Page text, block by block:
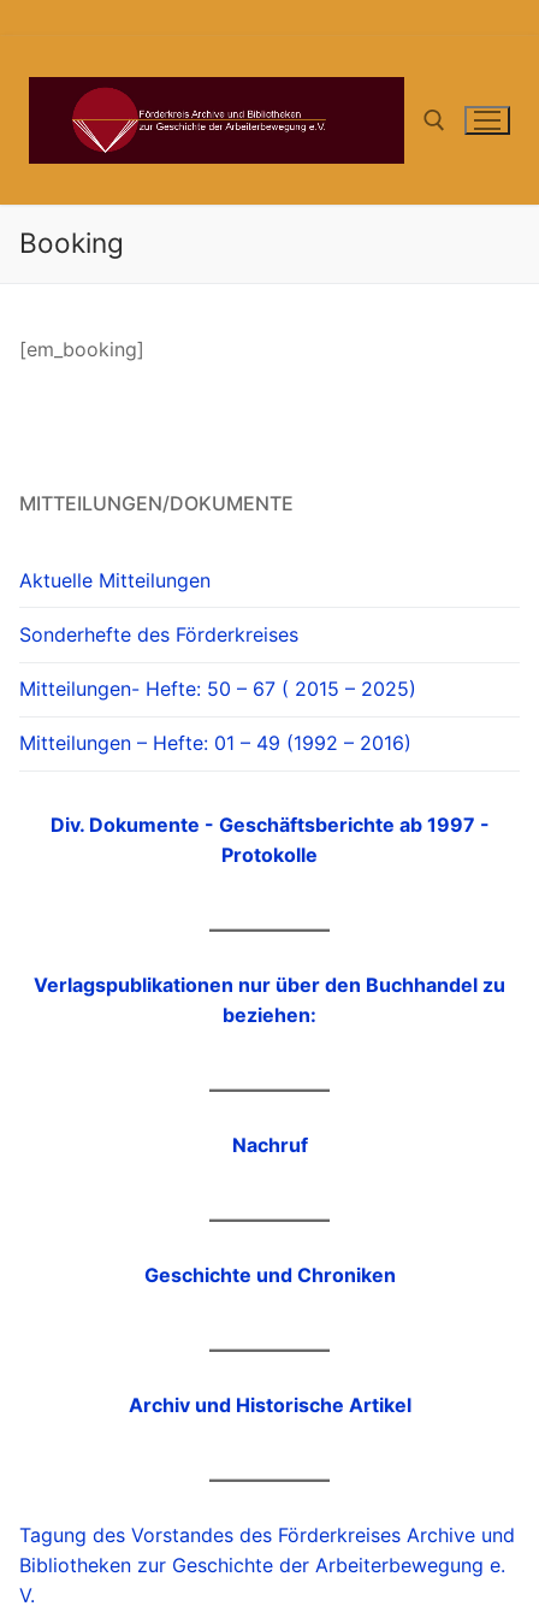
Inhalt
springen
Booking
[em_booking]
MITTEILUNGEN/DOKUMENTE
Aktuelle Mitteilungen
Sonderhefte des Förderkreises
Mitteilungen- Hefte: 50 – 67 ( 2015 – 2025)
Mitteilungen – Hefte: 01 – 49 (1992 – 2016)
Div. Dokumente - Geschäftsberichte ab 1997 -
Protokolle
Verlagspublikationen nur über den Buchhandel zu
beziehen:
Nachruf
Geschichte und Chroniken
Archiv und Historische Artikel
Tagung des Vorstandes des Förderkreises Archive und
Bibliotheken zur Geschichte der Arbeiterbewegung e.
V.